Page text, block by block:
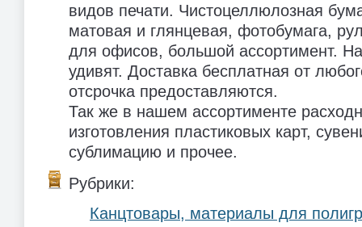
видов печати. Чистоцеллюлозная
матовая и глянцевая, фотобумага,
для офисов, большой ассортимент.
удивят. Доставка бесплатная от
отсрочка предоставляются.
Так же в нашем ассортименте
изготовления пластиковых карт,
сублимацию и прочее.
Рубрики:
Канцтовары, материалы для